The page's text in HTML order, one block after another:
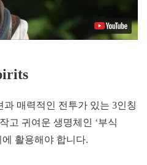
매력적인 전투가 있는 3인칭
고 귀여운 생명체인 ‘부식
활용해야 합니다.